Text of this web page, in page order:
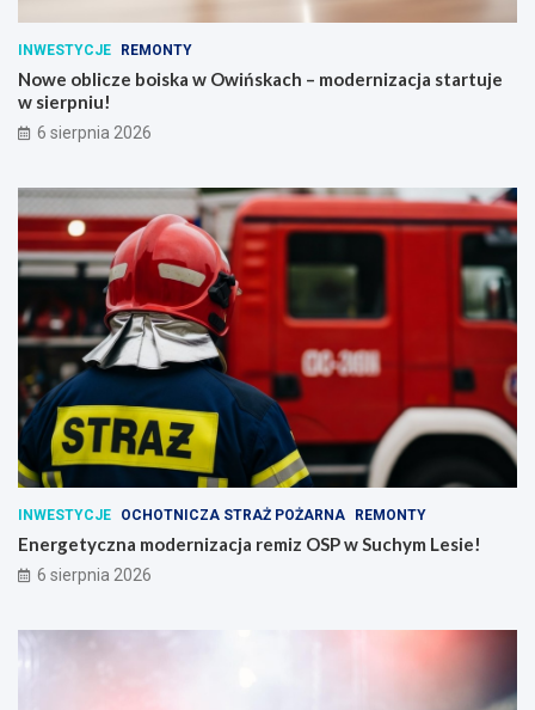
INWESTYCJE REMONTY
Nowe oblicze boiska w Owińskach – modernizacja startuje
w sierpniu!
6 sierpnia 2026
INWESTYCJE OCHOTNICZA STRAŻ POŻARNA REMONTY
Energetyczna modernizacja remiz OSP w Suchym Lesie!
6 sierpnia 2026